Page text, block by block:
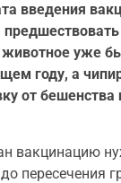
введения
животное уже
году, а
от бешенства
вакцинацию
пересечения